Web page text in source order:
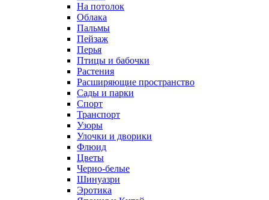
На потолок
Облака
Пальмы
Пейзаж
Перья
Птицы и бабочки
Растения
Расширяющие пространство
Сады и парки
Спорт
Транспорт
Узоры
Улочки и дворики
Флюид
Цветы
Черно-белые
Шинуазри
Эротика